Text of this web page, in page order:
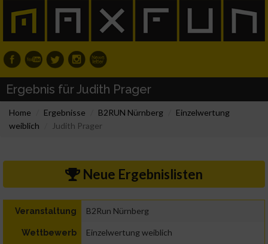
Ergebnis für Judith Prager
Home Ergebnisse B2RUN Nürnberg
Einzelwertung
weiblich
Judith Prager
Neue Ergebnislisten
Veranstaltung B2Run Nürnberg
Wettbewerb Einzelwertung weiblich